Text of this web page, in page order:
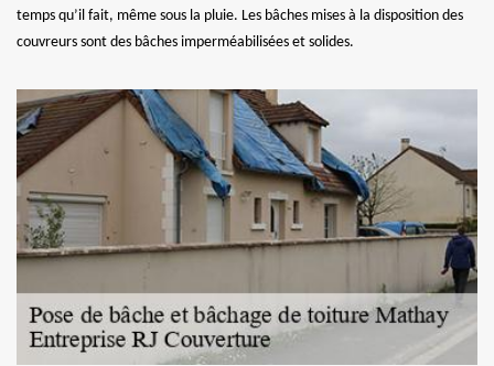
temps qu’il fait, même sous la pluie. Les bâches mises à la disposition des
couvreurs sont des bâches imperméabilisées et solides.